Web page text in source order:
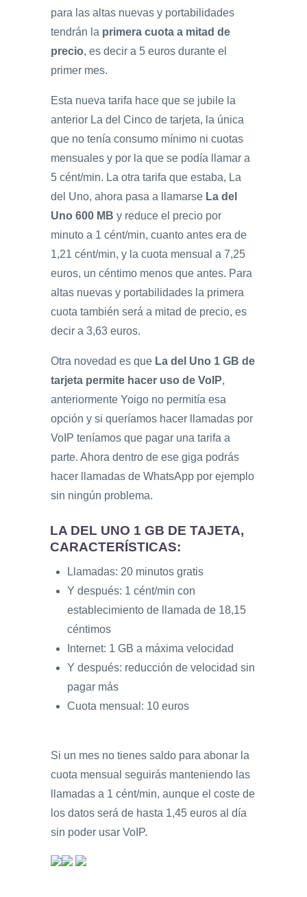
para las altas nuevas y portabilidades
tendrán la primera cuota a mitad de
precio, es decir a 5 euros durante el
primer mes.
Esta nueva tarifa hace que se jubile la
anterior La del Cinco de tarjeta, la única
que no tenía consumo mínimo ni cuotas
mensuales y por la que se podía llamar a
5 cént/min. La otra tarifa que estaba, La
del Uno, ahora pasa a llamarse La del
Uno 600 MB y reduce el precio por
minuto a 1 cént/min, cuanto antes era de
1,21 cént/min, y la cuota mensual a 7,25
euros, un céntimo menos que antes. Para
altas nuevas y portabilidades la primera
cuota también será a mitad de precio, es
decir a 3,63 euros.
Otra novedad es que La del Uno 1 GB de
tarjeta permite hacer uso de VoIP,
anteriormente Yoigo no permitía esa
opción y si queríamos hacer llamadas por
VoIP teníamos que pagar una tarifa a
parte. Ahora dentro de ese giga podrás
hacer llamadas de WhatsApp por ejemplo
sin ningún problema.
LA DEL UNO 1 GB DE TAJETA,
CARACTERÍSTICAS:
Llamadas: 20 minutos gratis
Y después: 1 cént/min con
establecimiento de llamada de 18,15
céntimos
Internet: 1 GB a máxima velocidad
Y después: reducción de velocidad sin
pagar más
Cuota mensual: 10 euros
Si un mes no tienes saldo para abonar la
cuota mensual seguirás manteniendo las
llamadas a 1 cént/min, aunque el coste de
los datos será de hasta 1,45 euros al día
sin poder usar VoIP.